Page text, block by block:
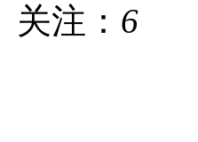
关注： 6